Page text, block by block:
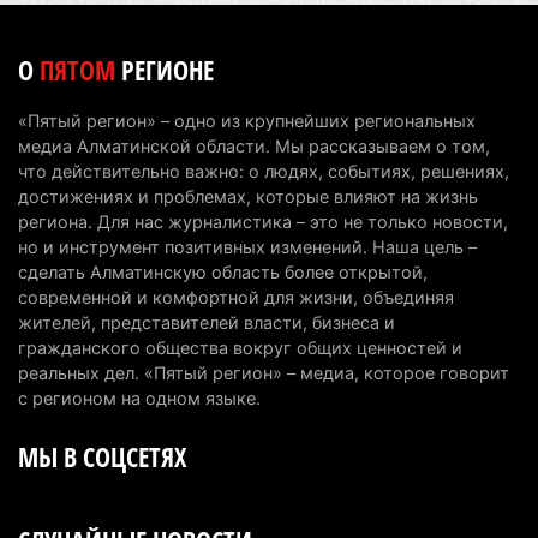
директора по коммуникациям
4 августа 2026 г. 20:22 93
Партия «Әділет» предложила превратить
университеты в центры технологий и новых
рабочих мест
4 августа 2026 г. 15:11
В Алматинской области назначили нового
председателя административного суда
В Алматинской области второй день не могут
ОПЯТОМ РЕГИОНЕ
«Пятый регион» – одно из крупнейших региональных
медиа Алматинской области. Мы рассказываем о том,
что действительно важно: о людях, событиях, решениях,
достижениях и проблемах, которые влияют на жизнь
региона. Для нас журналистика – это не только новости,
но и инструмент позитивных изменений. Наша цель –
сделать Алматинскую область более открытой,
современной и комфортной для жизни, объединяя
жителей, представителей власти, бизнеса и
гражданского общества вокруг общих ценностей и
реальных дел. «Пятый регион» – медиа, которое говорит
с регионом на одном языке.
МЫ В СОЦСЕТЯХ